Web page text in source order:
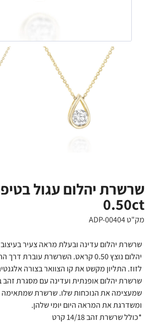
שרשרת יהלום עגול
0.50ct
מק"ט ADP-00404
שרשרת יהלום עדינה ובעלת מראה צעיר
יהלום נוצץ 0.50 קראט. השרשרת עוברת
לזוז. התליון מקשט את קו הצוואר בצורה
שרשרת יהלום אופנתית ועדינה עם מסגרת זהב
שמעצימה את הנוכחות שלו. שרשרת שמתאימה
ומשדרגת את המראה היום יומי שלהן.
*כולל שרשרת זהב 14/18 קרט